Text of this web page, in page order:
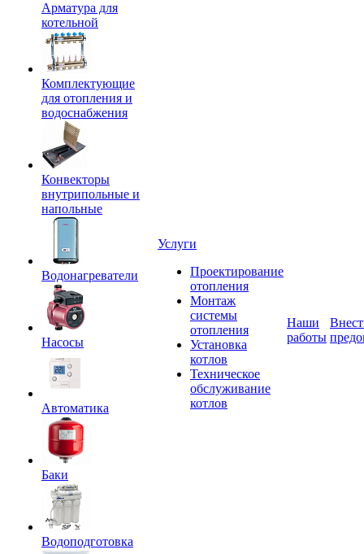
Арматура для
котельной
Комплектующие
для отопления и
водоснабжения
Конвекторы
внутрипольные и
напольные
Водонагреватели
Насосы
Автоматика
Баки
Водоподготовка
Услуги
Проектирование
отопления
Монтаж
системы
отопления
Установка
котлов
Техническое
обслуживание
котлов
Наши
работы